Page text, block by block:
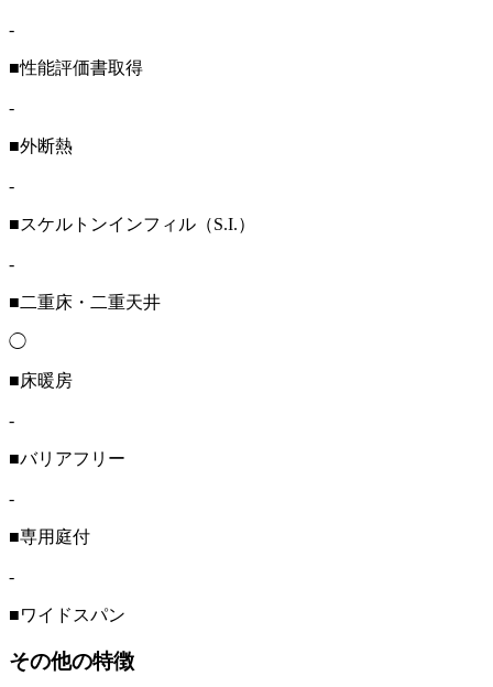
-
■性能評価書取得
-
■外断熱
-
■スケルトンインフィル（S.I.）
-
■二重床・二重天井
◯
■床暖房
-
■バリアフリー
-
■専用庭付
-
■ワイドスパン
その他の特徴